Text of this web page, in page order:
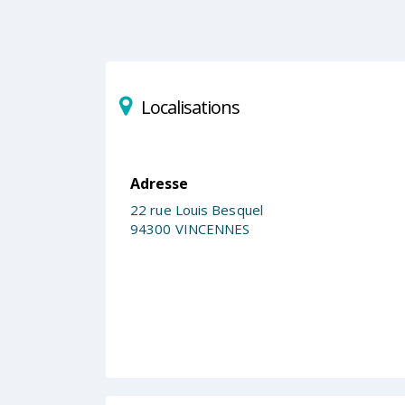
Localisations
Adresse
22 rue Louis Besquel
94300 VINCENNES